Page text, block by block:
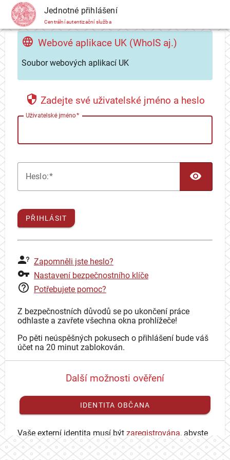
CAS Jednotné přihlášení
Centrální autentizační služba
Webové aplikace UK (WhoIS aj.)
Soubor webových aplikací UK
Zadejte své uživatelské jméno a heslo
Uživatelské jméno
Heslo:
PŘIHLÁSIT
Zapomněli jste heslo?
Nastavení bezpečnostního klíče
Potřebujete pomoc?
Z bezpečnostních důvodů se po ukončení práce
odhlaste a zavřete všechna okna prohlížeče!
Po pěti neúspěšných pokusech o přihlášení bude váš
účet na 20 minut zablokován.
Další možnosti ověření
IDENTITA OBČANA
Vaše externí identita musí být zaregistrována, abyste
se mohli přihlásit ke svému CAS účtu.